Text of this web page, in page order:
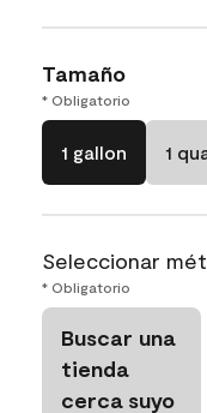
Tamaño
* Obligatorio
1 gallon 1
Seleccionar
* Obligatorio
Buscar una
tienda
cerca suyo